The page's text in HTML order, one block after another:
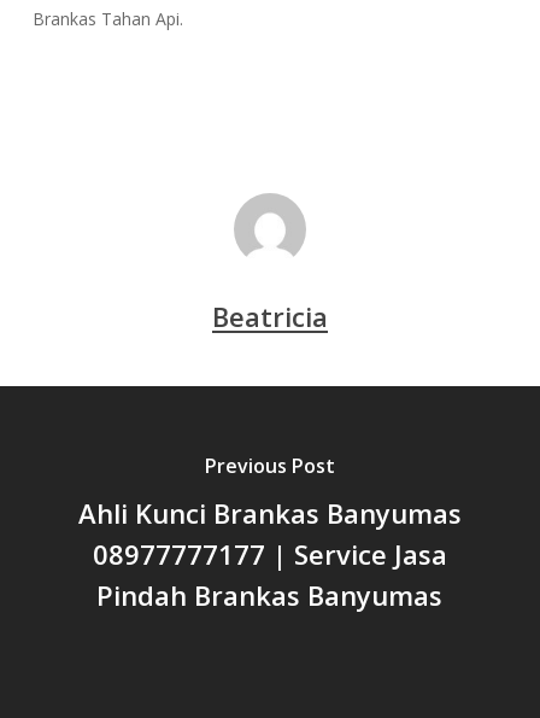
Brankas Tahan Api.
Beatricia
Previous Post
Ahli Kunci Brankas Banyumas
08977777177 | Service Jasa
Pindah Brankas Banyumas